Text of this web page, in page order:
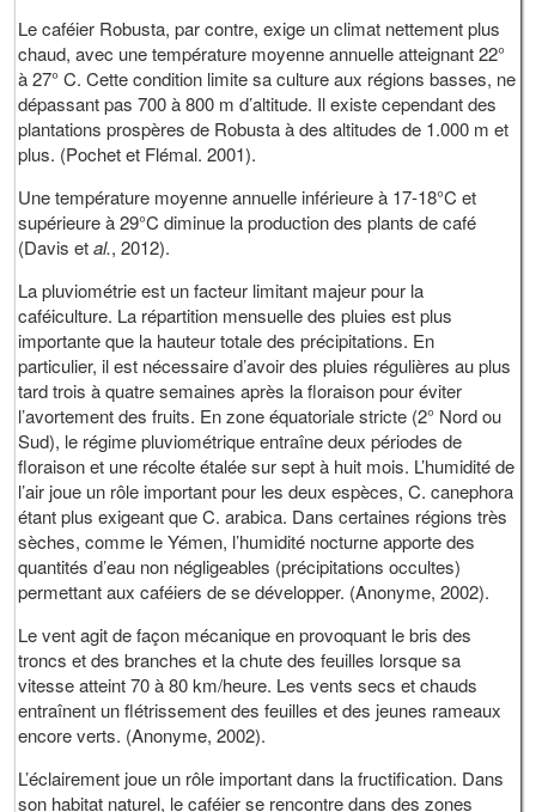
Le caféier Robusta, par contre, exige un climat nettement plus
chaud, avec une température moyenne annuelle atteignant 22°
à 27° C. Cette condition limite sa culture aux régions basses, ne
dépassant pas 700 à 800 m d’altitude. Il existe cependant des
plantations prospères de Robusta à des altitudes de 1.000 m et
plus. (Pochet et Flémal. 2001).
Une température moyenne annuelle inférieure à 17-18°C et
supérieure à 29°C diminue la production des plants de café
(Davis etal., 2012).
La pluviométrie est un facteur limitant majeur pour la
caféiculture. La répartition mensuelle des pluies est plus
importante que la hauteur totale des précipitations. En
particulier, il est nécessaire d’avoir des pluies régulières au plus
tard trois à quatre semaines après la floraison pour éviter
l’avortement des fruits. En zone équatoriale stricte (2° Nord ou
Sud), le régime pluviométrique entraîne deux périodes de
floraison et une récolte étalée sur sept à huit mois. L’humidité de
l’air joue un rôle important pour les deux espèces, C. canephora
étant plus exigeant que C. arabica. Dans certaines régions très
sèches, comme le Yémen, l’humidité nocturne apporte des
quantités d’eau non négligeables (précipitations occultes)
permettant aux caféiers de se développer. (Anonyme, 2002).
Le vent agit de façon mécanique en provoquant le bris des
troncs et des branches et la chute des feuilles lorsque sa
vitesse atteint 70 à 80 km/heure. Les vents secs et chauds
entraînent un flétrissement des feuilles et des jeunes rameaux
encore verts. (Anonyme, 2002).
L’éclairement joue un rôle important dans la fructification. Dans
son habitat naturel, le caféier se rencontre dans des zones